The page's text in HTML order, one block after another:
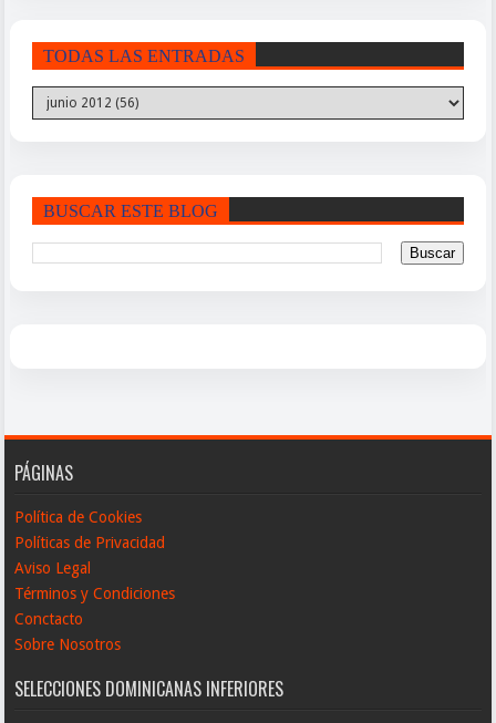
TODAS LAS ENTRADAS
BUSCAR ESTE BLOG
PÁGINAS
Política de Cookies
Políticas de Privacidad
Aviso Legal
Términos y Condiciones
Conctacto
Sobre Nosotros
SELECCIONES DOMINICANAS INFERIORES